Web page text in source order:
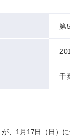
第
千
、1月17日（日）